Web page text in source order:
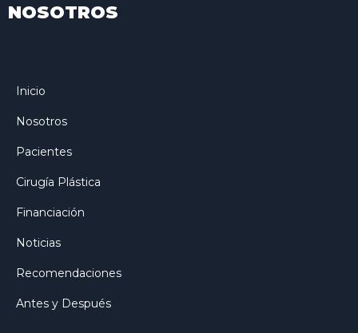
NOSOTROS
Inicio
Nosotros
Pacientes
Cirugía Plástica
Financiación
Noticias
Recomendaciones
Antes y Después